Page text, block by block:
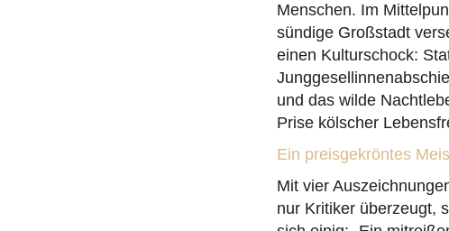
Menschen. Im
sündige Großstadt
einen Kulturschock:
und das wilde
Prise kölscher
Ein preisgekröntes
Mit vier
nur Kritiker überzeugt,